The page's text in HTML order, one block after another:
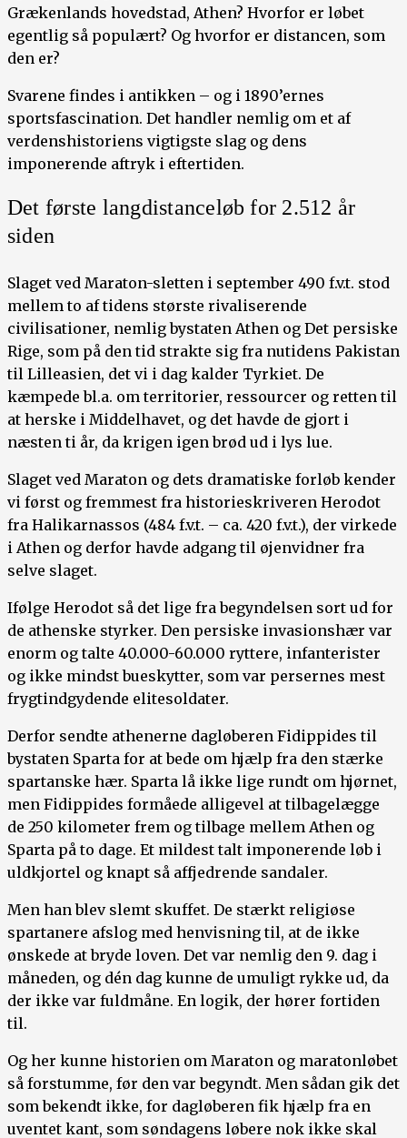
Grækenlands hovedstad, Athen? Hvorfor er løbet
egentlig så populært? Og hvorfor er distancen, som
den er?
Svarene findes i antikken – og i 1890’ernes
sportsfascination. Det handler nemlig om et af
verdenshistoriens vigtigste slag og dens
imponerende aftryk i eftertiden.
Det første langdistanceløb for 2.512 år
siden
Slaget ved Maraton-sletten i september 490 f.v.t. stod
mellem to af tidens største rivaliserende
civilisationer, nemlig bystaten Athen og Det persiske
Rige, som på den tid strakte sig fra nutidens Pakistan
til Lilleasien, det vi i dag kalder Tyrkiet. De
kæmpede bl.a. om territorier, ressourcer og retten til
at herske i Middelhavet, og det havde de gjort i
næsten ti år, da krigen igen brød ud i lys lue.
Slaget ved Maraton og dets dramatiske forløb kender
vi først og fremmest fra historieskriveren Herodot
fra Halikarnassos (484 f.v.t. – ca. 420 f.v.t.), der virkede
i Athen og derfor havde adgang til øjenvidner fra
selve slaget.
Ifølge Herodot så det lige fra begyndelsen sort ud for
de athenske styrker. Den persiske invasionshær var
enorm og talte 40.000-60.000 ryttere, infanterister
og ikke mindst bueskytter, som var persernes mest
frygtindgydende elitesoldater.
Derfor sendte athenerne dagløberen Fidippides til
bystaten Sparta for at bede om hjælp fra den stærke
spartanske hær. Sparta lå ikke lige rundt om hjørnet,
men Fidippides formåede alligevel at tilbagelægge
de 250 kilometer frem og tilbage mellem Athen og
Sparta på to dage. Et mildest talt imponerende løb i
uldkjortel og knapt så affjedrende sandaler.
Men han blev slemt skuffet. De stærkt religiøse
spartanere afslog med henvisning til, at de ikke
ønskede at bryde loven. Det var nemlig den 9. dag i
måneden, og dén dag kunne de umuligt rykke ud, da
der ikke var fuldmåne. En logik, der hører fortiden
til.
Og her kunne historien om Maraton og maratonløbet
så forstumme, før den var begyndt. Men sådan gik det
som bekendt ikke, for dagløberen fik hjælp fra en
uventet kant, som søndagens løbere nok ikke skal